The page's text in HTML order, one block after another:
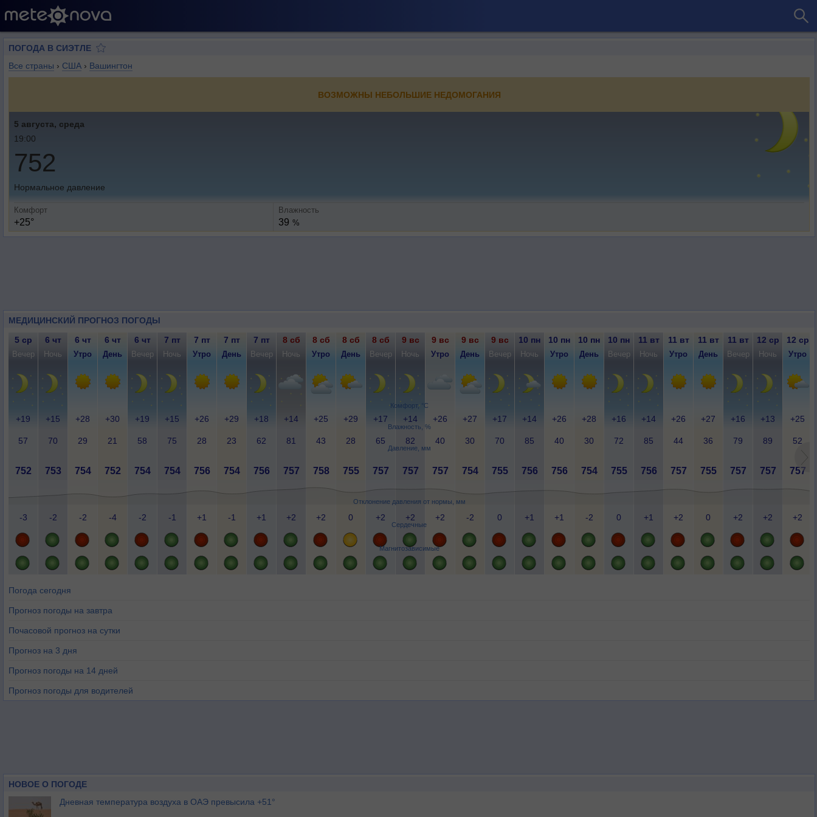
ПОГОДА В СИЭТЛЕ
Все страны › США › Вашингтон
ВОЗМОЖНЫ НЕБОЛЬШИЕ НЕДОМОГАНИЯ
5 августа, среда
19:00
752
Нормальное давление
Комфорт
+25°
Влажность
39 %
МЕДИЦИНСКИЙ ПРОГНОЗ ПОГОДЫ
Комфорт, °C
Влажность, %
Давление, мм
Отклонение давления от нормы, мм
Сердечные
Магнитозависимые
5 ср 6 чт 6 чт 6 чт 6 чт 7 пт 7 пт 7 пт 7 пт 8 сб 8 сб 8 сб 8 сб 9 вс 9 вс 9 вс 9 вс 10 пн 10 пн 10 пн 10 пн 11 вт 11 вт 11 вт 11 вт 12 ср 12 ср
Вечер Ночь Утро День Вечер Ночь Утро День Вечер Ночь Утро День Вечер Ночь Утро День Вечер Ночь Утро День Вечер Ночь Утро День Вечер Ночь Утро
+19 +15 +28 +30 +19 +15 +26 +29 +18 +14 +25 +29 +17 +14 +26 +27 +17 +14 +26 +28 +16 +14 +26 +27 +16 +13 +25
57 70 29 21 58 75 28 23 62 81 43 28 65 82 40 30 70 85 40 30 72 85 44 36 79 89 52
752 753 754 752 754 754 756 754 756 757 758 755 757 757 757 754 755 756 756 754 755 756 757 755 757 757 757
-3 -2 -2 -4 -2 -1 +1 -1 +1 +2 +2 0 +2 +2 +2 -2 0 +1 +1 -2 0 +1 +2 0 +2 +2 +2
Погода сегодня
Прогноз погоды на завтра
Почасовой прогноз на сутки
Прогноз на 3 дня
Прогноз погоды на 14 дней
Прогноз погоды для водителей
НОВОЕ О ПОГОДЕ
Дневная температура воздуха в ОАЭ превысила +51°